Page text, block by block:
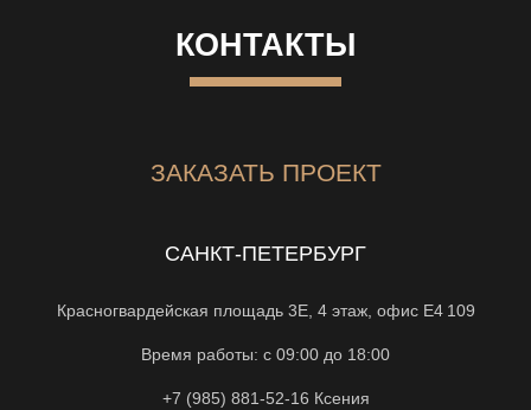
КОНТАКТЫ
ЗАКАЗАТЬ ПРОЕКТ
САНКТ-ПЕТЕРБУРГ
Красногвардейская площадь 3Е, 4 этаж, офис Е4 109
Время работы: с 09:00 до 18:00
+7 (985) 881-52-16 Ксения